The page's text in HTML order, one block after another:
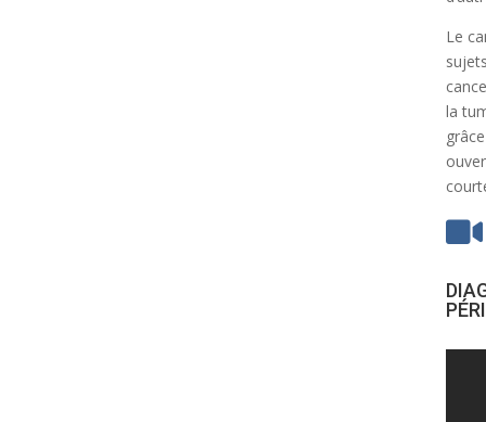
Le
la
